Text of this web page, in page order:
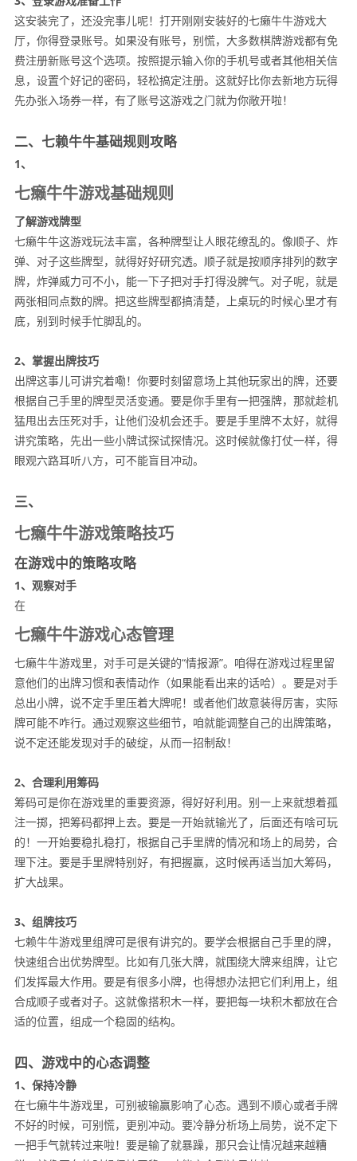
这安装完了，还没完事儿呢！打开刚刚安装好的七癞牛牛游戏大
厅，你得登录账号。如果没有账号，别慌，大多数棋牌游戏都有免
费注册新账号这个选项。按照提示输入你的手机号或者其他相关信
息，设置个好记的密码，轻松搞定注册。这就好比你去新地方玩得
先办张入场券一样，有了账号这游戏之门就为你敞开啦！
二、七赖牛牛基础规则攻略
1、
七癞牛牛游戏基础规则
了解游戏牌型
七癞牛牛这游戏玩法丰富，各种牌型让人眼花缭乱的。像顺子、炸
弹、对子这些牌型，就得好好研究透。顺子就是按顺序排列的数字
牌，炸弹威力可不小，能一下子把对手打得没脾气。对子呢，就是
两张相同点数的牌。把这些牌型都搞清楚，上桌玩的时候心里才有
底，别到时候手忙脚乱的。
2、掌握出牌技巧
出牌这事儿可讲究着嘞！你要时刻留意场上其他玩家出的牌，还要
根据自己手里的牌型灵活变通。要是你手里有一把强牌，那就趁机
猛甩出去压死对手，让他们没机会还手。要是手里牌不太好，就得
讲究策略，先出一些小牌试探试探情况。这时候就像打仗一样，得
眼观六路耳听八方，可不能盲目冲动。
三、
七癞牛牛游戏策略技巧
在游戏中的策略攻略
1、观察对手
在
七癞牛牛游戏心态管理
七癞牛牛游戏里，对手可是关键的“情报源”。咱得在游戏过程里留
意他们的出牌习惯和表情动作（如果能看出来的话哈）。要是对手
总出小牌，说不定手里压着大牌呢！或者他们故意装得厉害，实际
牌可能不咋行。通过观察这些细节，咱就能调整自己的出牌策略，
说不定还能发现对手的破绽，从而一招制敌！
2、合理利用筹码
筹码可是你在游戏里的重要资源，得好好利用。别一上来就想着孤
注一掷，把筹码都押上去。要是一开始就输光了，后面还有啥可玩
的！一开始要稳扎稳打，根据自己手里牌的情况和场上的局势，合
理下注。要是手里牌特别好，有把握赢，这时候再适当加大筹码，
扩大战果。
3、组牌技巧
七赖牛牛游戏里组牌可是很有讲究的。要学会根据自己手里的牌，
快速组合出优势牌型。比如有几张大牌，就围绕大牌来组牌，让它
们发挥最大作用。要是有很多小牌，也得想办法把它们利用上，组
合成顺子或者对子。这就像搭积木一样，要把每一块积木都放在合
适的位置，组成一个稳固的结构。
四、游戏中的心态调整
1、保持冷静
在七癞牛牛游戏里，可别被输赢影响了心态。遇到不顺心或者手牌
不好的时候，可别慌，更别冲动。要冷静分析场上局势，说不定下
一把手气就转过来啦！要是输了就暴躁，那只会让情况越来越糟